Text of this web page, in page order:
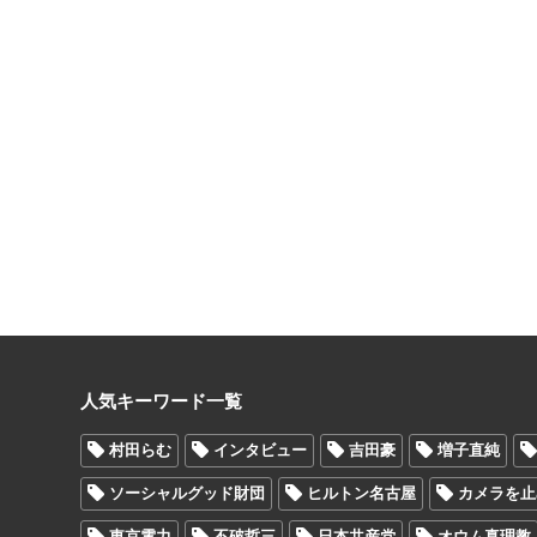
人気キーワード一覧
村田らむ インタビュー 吉田豪 増子直純
ソーシャルグッド財団 ヒルトン名古屋 カメラを